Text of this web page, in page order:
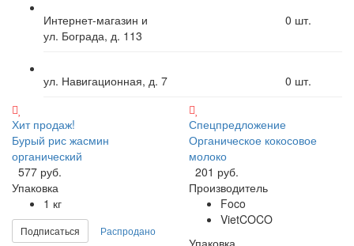
Интернет-магазин и
ул. Бограда, д. 113
0 шт.
ул. Навигационная, д. 7 0 шт.
Хит продаж!
Бурый рис жасмин
органический
577 руб.
Упаковка
1 кг
Подписаться Распродано
Спецпредложение
Органическое кокосовое
молоко
201 руб.
Производитель
Foco
VietCOCO
Упаковка